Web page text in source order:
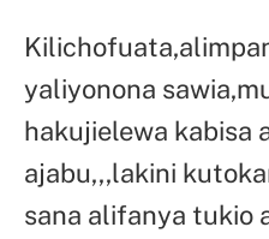
yaliyonona
hakujielewa kabisa
ajabu,,,lakini
sana alifanya tukio